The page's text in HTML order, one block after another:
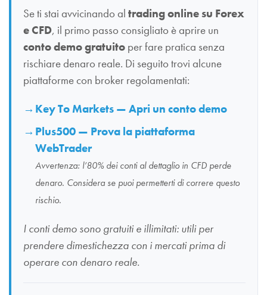
Se ti stai avvicinando al trading online su Forex
e CFD, il primo passo consigliato è aprire un
conto demo gratuito per fare pratica senza
rischiare denaro reale. Di seguito trovi alcune
piattaforme con broker regolamentati:
Key To Markets — Apri un conto demo
Plus500 — Prova la piattaforma
WebTrader
Avvertenza: l’80% dei conti al dettaglio in CFD perde
denaro. Considera se puoi permetterti di correre questo
rischio.
I conti demo sono gratuiti e illimitati: utili per
prendere dimestichezza con i mercati prima di
operare con denaro reale.